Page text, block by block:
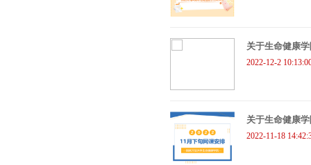
关于生命健康
2022-12-2
关于生命健康
2022-11-18